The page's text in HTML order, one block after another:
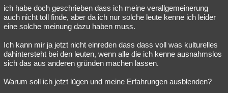
ich habe doch geschrieben dass ich meine verallgemeinerung
auch nicht toll finde, aber da ich nur solche leute kenne ich leider
eine solche meinung dazu haben muss.
Ich kann mir ja jetzt nicht einreden dass dass voll was kulturelles
dahintersteht bei den leuten, wenn alle die ich kenne ausnahmslos
sich das aus anderen gründen machen lassen.
Warum soll ich jetzt lügen und meine Erfahrungen ausblenden?